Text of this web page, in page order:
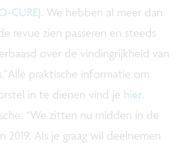
CURE). We hebben al meer dan
revue zien passeren en steeds
over de vindingrijkheid van
praktische informatie om
in te dienen vind je hier.
“We zitten nu midden in de
2019. Als je graag wil deelnemen